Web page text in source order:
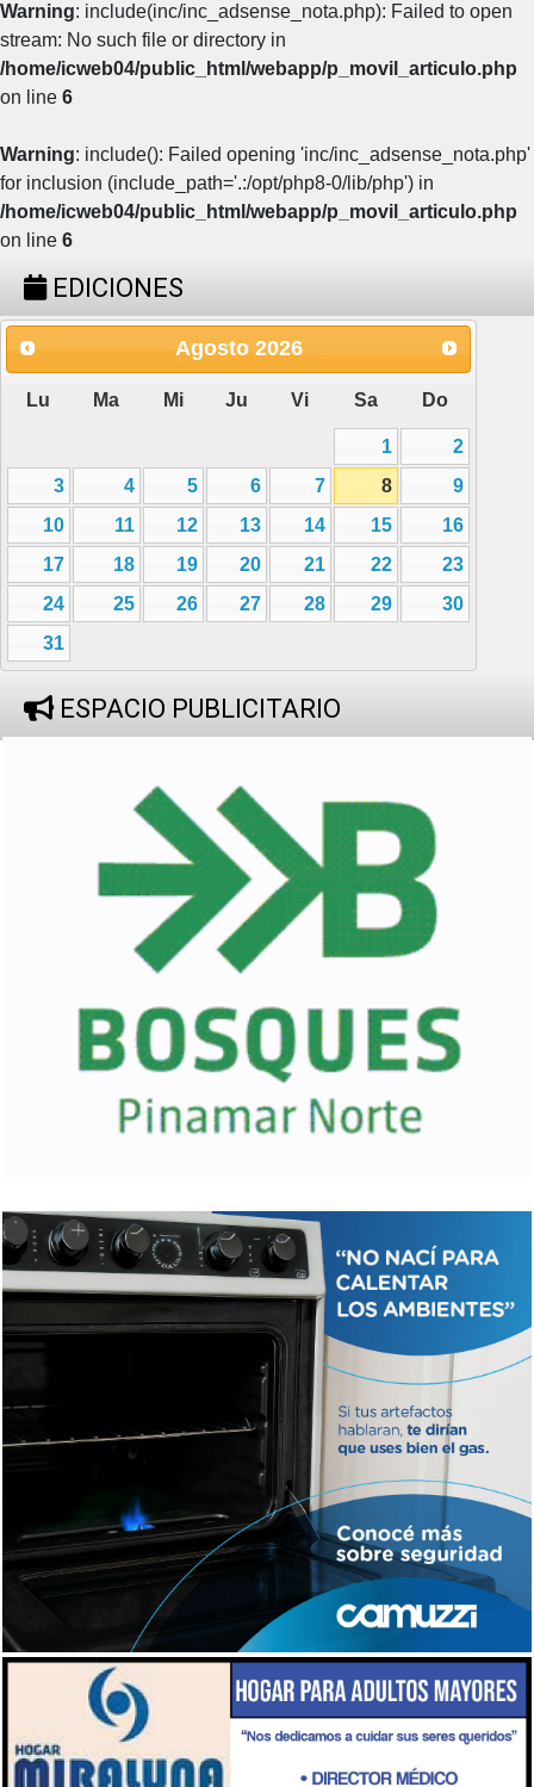
Warning: include(inc/inc_adsense_nota.php): Failed to open
stream: No such file or directory in
/home/icweb04/public_html/webapp/p_movil_articulo.php
on line 6
Warning: include(): Failed opening 'inc/inc_adsense_nota.php'
for inclusion (include_path='.:/opt/php8-0/lib/php') in
/home/icweb04/public_html/webapp/p_movil_articulo.php
on line 6
EDICIONES
Agosto 2026
Lu Ma Mi Ju Vi Sa Do
1
2
3
4 5 6 7 8
9
10
11 12 13 14 15
16
17
18 19 20 21 22
23
24
25 26 27 28 29
30
31
ESPACIO PUBLICITARIO